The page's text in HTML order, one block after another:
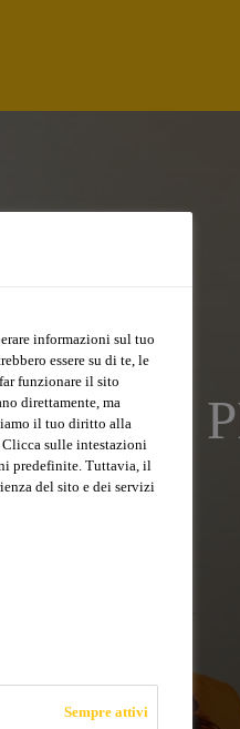
D) -
informazioni sul tuo
essere su di te, le
funzionare il sito
direttamente, ma
il tuo diritto alla
sulle intestazioni
predefinite. Tuttavia, il
del sito e dei servizi
Sempre attivi